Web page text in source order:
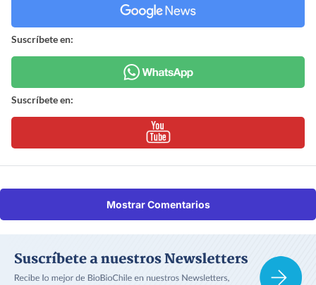
Suscríbete en:
Suscríbete en:
Mostrar Comentarios